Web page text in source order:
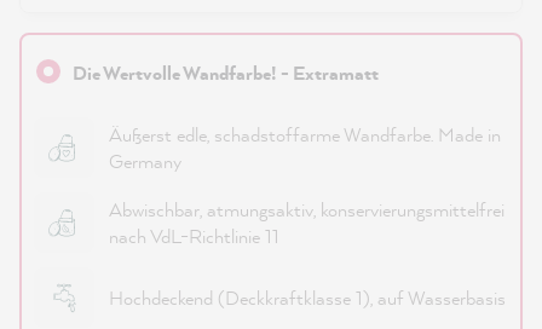
Die Wertvolle Wandfarbe! - Extramatt
Äußerst edle, schadstoffarme Wandfarbe. Made in
Germany
Abwischbar, atmungsaktiv, konservierungsmittelfrei
nach VdL-Richtlinie 11
Hochdeckend (Deckkraftklasse 1), auf Wasserbasis